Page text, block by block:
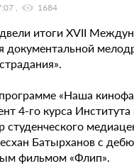
1684
итоги XVII
документальной
«Наша
4-го курса
студенческого
Батырханов с
фильмом «Флип».